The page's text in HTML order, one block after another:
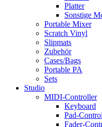
Platter
Sonstige
Portable Mixer
Scratch Vinyl
Slipmats
Zubehör
Cases/Bags
Portable PA
Sets
Studio
MIDI-Controller
Keyboard
Pad-
Fader-